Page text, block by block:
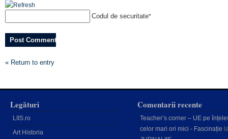
Codul de securitate*
« Return to entry
Legături
LIIS.ro
Art Historia
Comentarii recente
Teacher’s corner – UE pe
celor mari ori mici - Fascinație